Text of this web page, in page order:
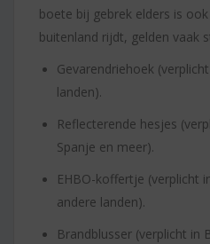
boete bij gebrek elders is
buitenland rijdt, gelden vaak
Gevarendriehoek
landen).
Reflecterende hesjes
Spanje en meer).
EHBO-koffertje (verplicht
andere landen).
Brandblusser (verplicht in